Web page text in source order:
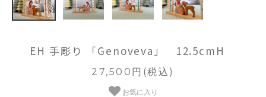
EH 手彫り 「Genoveva」 12.5cmH
27,500円(税込)
お気に入り